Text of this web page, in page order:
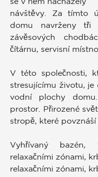
návštěvy. Za tímto
domu navrženy
závěsových
čítárnu, servisní
V této společnosti,
stresujícímu životu,
vodní plochy
prostor. Přirozené
stropě, které
Vyhřívaný bazén,
relaxačními zónami,
relaxačními zónami,